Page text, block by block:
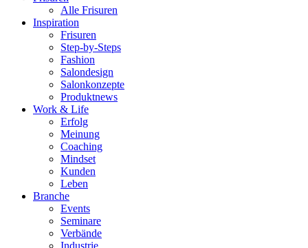
Alle Frisuren
Inspiration
Frisuren
Step-by-Steps
Fashion
Salondesign
Salonkonzepte
Produktnews
Work & Life
Erfolg
Meinung
Coaching
Mindset
Kunden
Leben
Branche
Events
Seminare
Verbände
Industrie